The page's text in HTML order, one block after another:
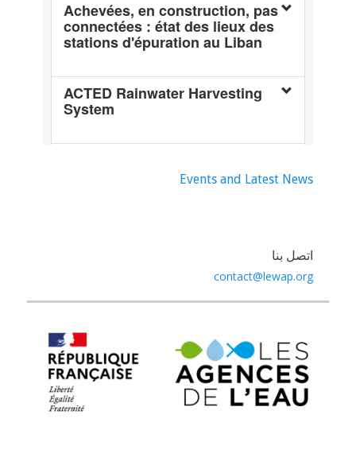
Events and Latest News
اتصل بنا
contact@lewap.org